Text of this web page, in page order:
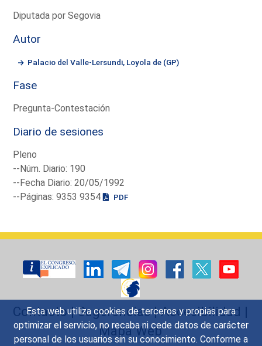
Esta web utiliza cookies de terceros y propias para
optimizar el servicio, no recaba ni cede datos de carácter
personal de los usuarios sin su conocimiento. Conforme a
Diputada por Segovia
Autor
Palacio del Valle-Lersundi, Loyola de (GP)
Fase
Pregunta-Contestación
Diario de sesiones
Pleno
--Núm. Diario: 190
--Fecha Diario: 20/05/1992
--Páginas: 9353 9354
PDF
Contacto|Sugerencias|Accesibilidad |
Mapa Web